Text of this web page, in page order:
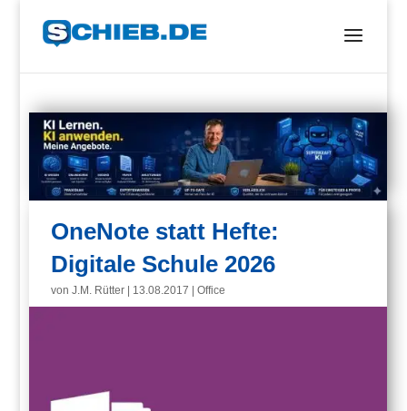
OneNote statt Hefte:
Digitale Schule 2026
vonJ.M. Rütter 13.08.2017 |Office